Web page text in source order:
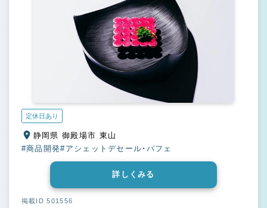
定休日あり
静岡県 御殿場市 東山
#商品開発#アシェットデセール・パフェ
詳しくみる
掲載ID 501556